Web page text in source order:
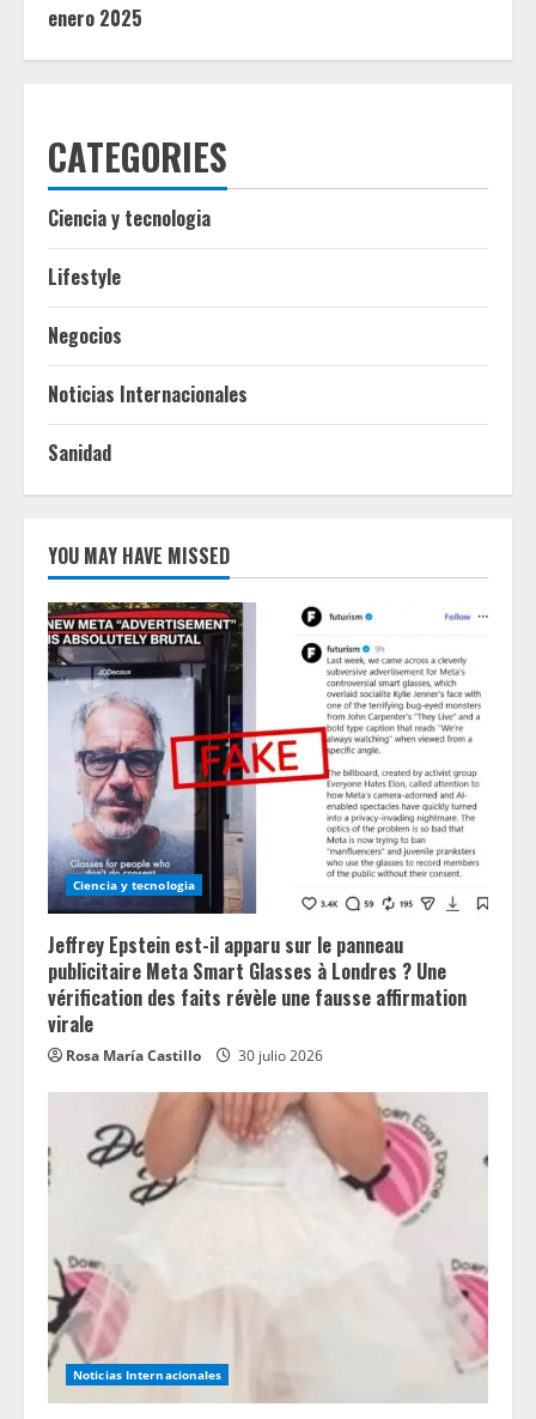
enero 2025
CATEGORIES
Ciencia y tecnologia
Lifestyle
Negocios
Noticias Internacionales
Sanidad
YOU MAY HAVE MISSED
Ciencia y tecnologia
Jeffrey Epstein est-il apparu sur le panneau
publicitaire Meta Smart Glasses à Londres ? Une
vérification des faits révèle une fausse affirmation
virale
Rosa María Castillo 30 julio 2026
Noticias Internacionales